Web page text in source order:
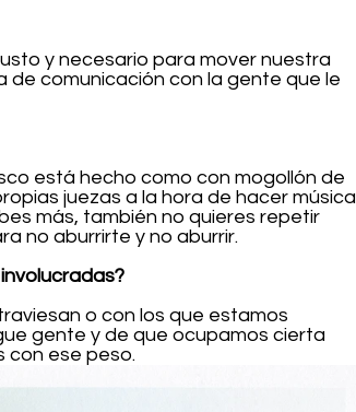
y necesario para mover nuestra
de comunicación con la gente que le
está hecho como con mogollón de
juezas a la hora de hacer música
más, también no quieres repetir
no aburrirte y no aburrir.
o con los que estamos
gente y de que ocupamos cierta
con ese peso.